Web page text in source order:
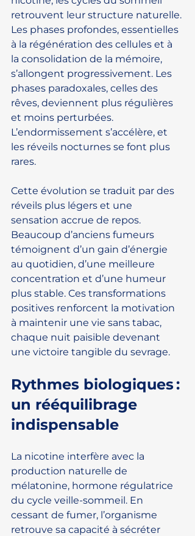
retrouvent leur structure naturelle.
Les phases profondes, essentielles
à la régénération des cellules et à
la consolidation de la mémoire,
s’allongent progressivement. Les
phases paradoxales, celles des
rêves, deviennent plus régulières
et moins perturbées.
L’endormissement s’accélère, et
les réveils nocturnes se font plus
rares.
Cette évolution se traduit par des
réveils plus légers et une
sensation accrue de repos.
Beaucoup d’anciens fumeurs
témoignent d’un gain d’énergie
au quotidien, d’une meilleure
concentration et d’une humeur
plus stable. Ces transformations
positives renforcent la motivation
à maintenir une vie sans tabac,
chaque nuit paisible devenant
une victoire tangible du sevrage.
Rythmes biologiques :
un rééquilibrage
indispensable
La nicotine interfère avec la
production naturelle de
mélatonine, hormone régulatrice
du cycle veille-sommeil. En
cessant de fumer, l’organisme
retrouve sa capacité à sécréter